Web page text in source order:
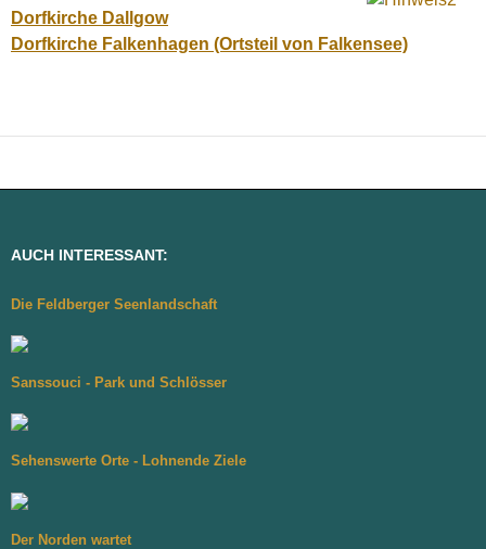
Dorfkirche Dallgow
Dorfkirche Falkenhagen (Ortsteil von Falkensee)
AUCH INTERESSANT:
Die Feldberger Seenlandschaft
Sanssouci - Park und Schlösser
Sehenswerte Orte - Lohnende Ziele
Der Norden wartet